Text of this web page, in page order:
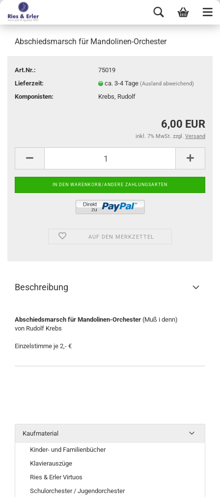
Abschiedsmarsch für Mandolinen-Orchester
Art.Nr.:
75019
Lieferzeit:
ca. 3-4 Tage(Ausland abweichend)
Komponisten: Krebs, Rudolf
6,00 EUR
inkl. 7% MwSt. zzgl. Versand
AUF DEN MERKZETTEL
Beschreibung
Abschiedsmarsch für Mandolinen-Orchester (Muß i denn)
von Rudolf Krebs
Einzelstimme je 2,- €
Kaufmaterial
Kinder- und Familienbücher
Klavierauszüge
Ries & Erler Virtuos
Schulorchester / Jugendorchester